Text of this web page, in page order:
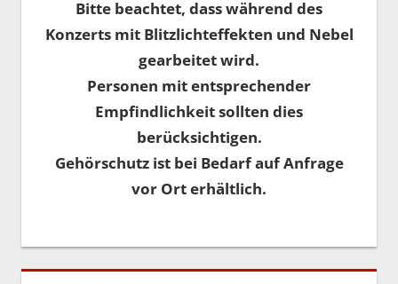
Bitte beachtet, dass während des
Konzerts mit Blitzlichteffekten und Nebel
gearbeitet wird.
Personen mit entsprechender
Empfindlichkeit sollten dies
berücksichtigen.
Gehörschutz ist bei Bedarf auf Anfrage
vor Ort erhältlich.